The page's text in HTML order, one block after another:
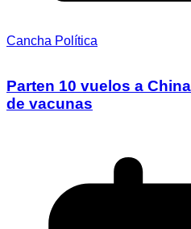
Cancha Política
Parten 10 vuelos a
de vacunas